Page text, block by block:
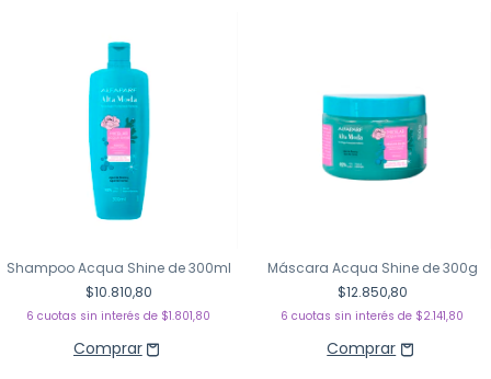
Shampoo Acqua Shine de 300ml
$10.810,80
6 cuotas sin interés de $1.801,80
Máscara Acqua Shine de 300g
$12.850,80
6 cuotas sin interés de $2.141,80